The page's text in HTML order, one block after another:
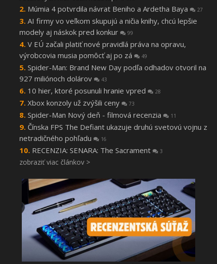
Múmia 4 potvrdila návrat Beniho a Ardetha Baya 27
AI firmy vo veľkom skupujú a ničia knihy, chcú lepšie
modely aj náskok pred konkur
99
V EÚ začali platiť nové pravidlá práva na opravu,
výrobcovia musia pomôcť aj po zá
49
Spider-Man: Brand New Day podľa odhadov otvoril na
927 miliónoch dolárov
43
10 hier, ktoré posunuli hranie vpred 28
Xbox konzoly už zvýšili ceny 73
Spider-Man Nový deň - filmová recenzia 11
Čínska FPS The Defiant ukazuje druhú svetovú vojnu z
netradičného pohľadu
16
RECENZIA: SENARA: The Sacrament 3
zobraziť viac článkov >